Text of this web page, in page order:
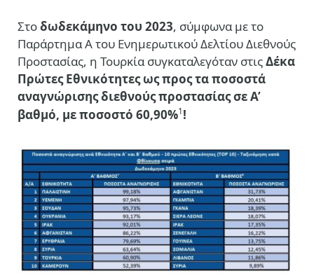
Στοδωδεκάμηνο του 2023, σύμφωνα με το
Παράρτημα Α του Ενημερωτικού Δελτίου Διεθνούς
Προστασίας, η Τουρκία συγκαταλεγόταν στιςΔέκα
Πρώτες Εθνικότητες ως προς τα ποσοστά
αναγνώρισης διεθνούς προστασίας σε Α’
βαθμό, με ποσοστό 60,90%1!